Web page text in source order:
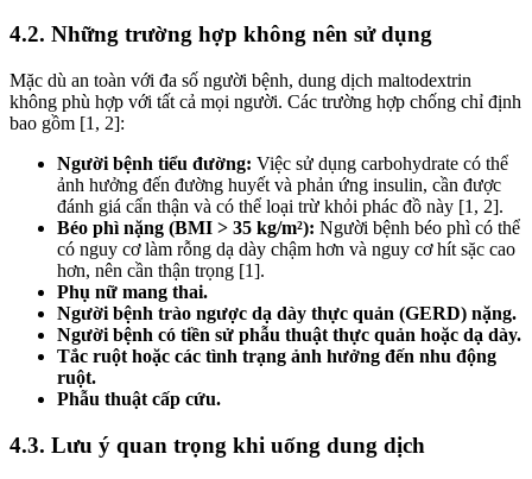
4.2. Những trường hợp không nên sử dụng
Mặc dù an toàn với đa số người bệnh, dung dịch maltodextrin
không phù hợp với tất cả mọi người. Các trường hợp chống chỉ định
bao gồm [1, 2]:
Người bệnh tiểu đường: Việc sử dụng carbohydrate có thể
ảnh hưởng đến đường huyết và phản ứng insulin, cần được
đánh giá cẩn thận và có thể loại trừ khỏi phác đồ này [1, 2].
Béo phì nặng (BMI > 35 kg/m²): Người bệnh béo phì có thể
có nguy cơ làm rỗng dạ dày chậm hơn và nguy cơ hít sặc cao
hơn, nên cần thận trọng [1].
Phụ nữ mang thai.
Người bệnh trào ngược dạ dày thực quản (GERD) nặng.
Người bệnh có tiền sử phẫu thuật thực quản hoặc dạ dày.
Tắc ruột hoặc các tình trạng ảnh hưởng đến nhu động
ruột.
Phẫu thuật cấp cứu.
4.3. Lưu ý quan trọng khi uống dung dịch